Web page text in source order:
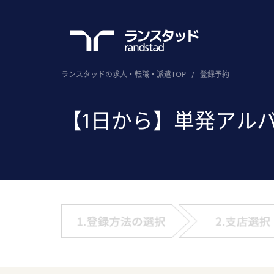
ランスタッドの求人・転職・派遣TOP / 登録予約
【1日から】単発アル